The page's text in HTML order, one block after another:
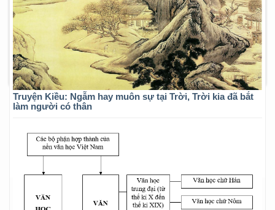
Truyện Kiều: Ngẫm hay muôn sự tại Trời, Trời kia đã bắt
làm người có thân